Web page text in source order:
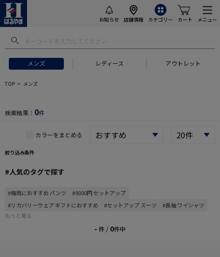
お知らせ 店舗情報 カテゴリー カート メニュー
メンズ レディース アウトレット
TOP メンズ
検索結果： 0件
カラーをまとめる
絞り込み条件
#人気のタグで探す
#梅雨におすすめ パンツ
#9000円 セットアップ
#リカバリーウェア ギフトにおすすめ
#セットアップ スーツ
#長袖 ワイシャツ
もっと見る
- 件 / 0件中